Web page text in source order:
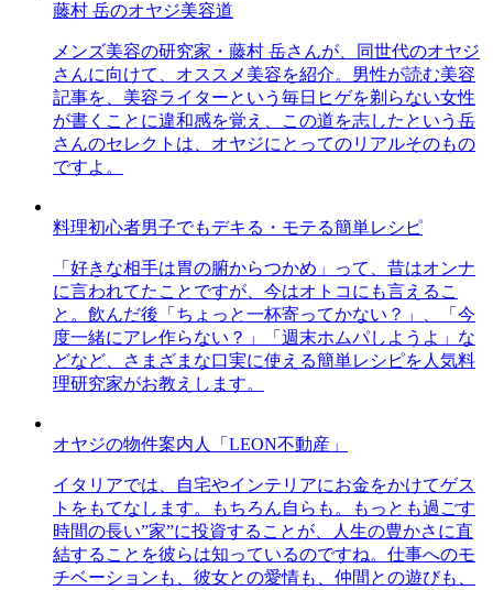
藤村 岳のオヤジ美容道
メンズ美容の研究家・藤村 岳さんが、同世代のオヤジ
さんに向けて、オススメ美容を紹介。男性が読む美容
記事を、美容ライターという毎日ヒゲを剃らない女性
が書くことに違和感を覚え、この道を志したという岳
さんのセレクトは、オヤジにとってのリアルそのもの
ですよ。
料理初心者男子でもデキる・モテる簡単レシピ
「好きな相手は胃の腑からつかめ」って、昔はオンナ
に言われてたことですが、今はオトコにも言えるこ
と。飲んだ後「ちょっと一杯寄ってかない？」、「今
度一緒にアレ作らない？」「週末ホムパしようよ」な
どなど、さまざまな口実に使える簡単レシピを人気料
理研究家がお教えします。
オヤジの物件案内人「LEON不動産」
イタリアでは、自宅やインテリアにお金をかけてゲス
トをもてなします。もちろん自らも。もっとも過ごす
時間の長い”家”に投資することが、人生の豊かさに直
結することを彼らは知っているのですね。仕事へのモ
チベーションも、彼女との愛情も、仲間との遊びも、